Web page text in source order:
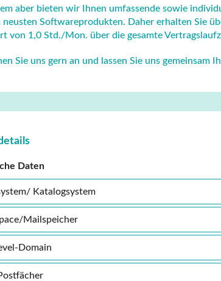
aber bieten wir Ihnen umfassende sowie
neusten Softwareprodukten. Daher erhalten Sie
von 1,0 Std./Mon. über die gesamte
Sie uns gern an und lassen Sie uns gemeinsam
Daten
Katalogsystem
Mailspeicher
Domain